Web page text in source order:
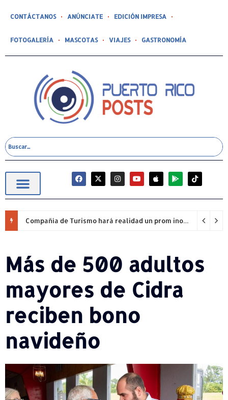
CONTÁCTANOS ANÚNCIATE EDICIÓN IMPRESA
FOTOGALERÍA MASCOTAS VIAJES GASTRONOMÍA
Compañía de Turismo hará realidad un prom inolvidable junto a Jowell para estudiantes de la Escuela Gabriela Mistral
Más de 500 adultos
mayores de Cidra
reciben bono
navideño